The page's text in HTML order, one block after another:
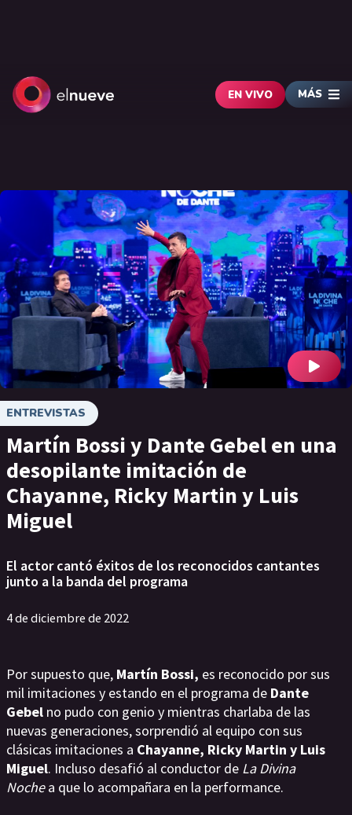
EN VIVO MÁS
ENTREVISTAS
Martín Bossi y Dante Gebel en una
desopilante imitación de
Chayanne, Ricky Martin y Luis
Miguel
El actor cantó éxitos de los reconocidos cantantes
junto a la banda del programa
4 de diciembre de 2022
Por supuesto que, Martín Bossi, es reconocido por sus
mil imitaciones y estando en el programa de Dante
Gebel no pudo con genio y mientras charlaba de las
nuevas generaciones, sorprendió al equipo con sus
clásicas imitaciones a Chayanne, Ricky Martin y Luis
Miguel. Incluso desafió al conductor de La Divina
Nochea que lo acompañara en la performance.